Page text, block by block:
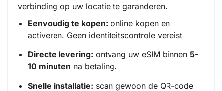
verbinding op uw locatie te garanderen.
Eenvoudig te kopen: online kopen en
activeren. Geen identiteitscontrole vereist
Directe levering: ontvang uw eSIM binnen 5-
10 minuten na betaling.
Snelle installatie: scan gewoon de QR-code